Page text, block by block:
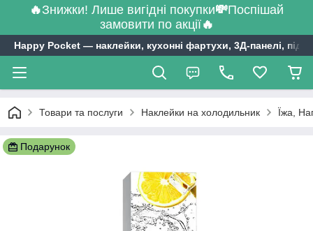
🔥Знижки! Лише вигідні покупки💸Поспішай
замовити по акції🔥
Happy Pocket ― наклейки, кухонні фартухи, 3Д-панелі,
Товари та послуги Наклейки на холодильник Їжа,
Подарунок